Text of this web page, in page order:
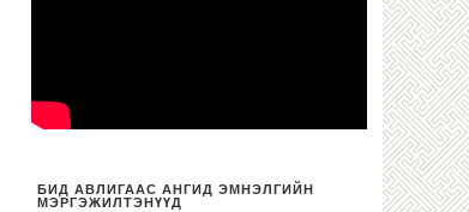
БИД АВЛИГААС АНГИД ЭМНЭЛГИЙН
МЭРГЭЖИЛТЭНҮҮД